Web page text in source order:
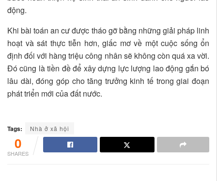
động.
Khi bài toán an cư được tháo gỡ bằng những giải pháp linh
hoạt và sát thực tiễn hơn, giấc mơ về một cuộc sống ổn
định đối với hàng triệu công nhân sẽ không còn quá xa vời.
Đó cũng là tiền đề để xây dựng lực lượng lao động gắn bó
lâu dài, đóng góp cho tăng trưởng kinh tế trong giai đoạn
phát triển mới của đất nước.
Tags: Nhà ở xã hội
0
SHARES